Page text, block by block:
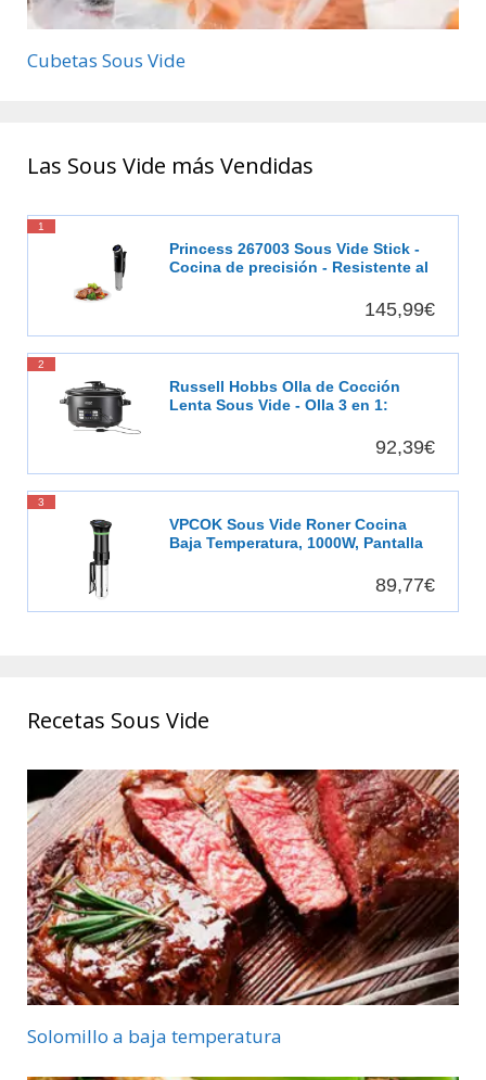
Cubetas Sous Vide
Las Sous Vide más Vendidas
1
Princess 267003 Sous Vide Stick -
Cocina de precisión - Resistente al
145,99€
2
Russell Hobbs Olla de Cocción
Lenta Sous Vide - Olla 3 en 1:
Medidor Temperatura, Pantalla
Digital LED, 6 Raciones, Recipiente
Extraíble de Cerámica, Negro -
25630-56
92,39€
3
VPCOK Sous Vide Roner Cocina
Baja Temperatura, 1000W, Pantalla
Circulador, Máquina de Cocción al
Recetario
89,77€
Recetas Sous Vide
Solomillo a baja temperatura